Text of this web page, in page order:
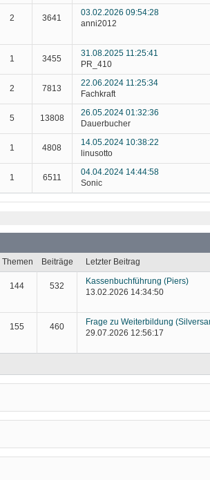
2 3641
03.02.2026 09:54:28
anni2012
1 3455
31.08.2025 11:25:41
PR_410
2 7813
22.06.2024 11:25:34
Fachkraft
5 13808
26.05.2024 01:32:36
Dauerbucher
1 4808
14.05.2024 10:38:22
linusotto
1 6511
04.04.2024 14:44:58
Sonic
Themen Beiträge
Letzter Beitrag
144 532
Kassenbuchführung (Piers)
13.02.2026 14:34:50
155 460
Frage zu Weiterbildung
29.07.2026 12:56:17